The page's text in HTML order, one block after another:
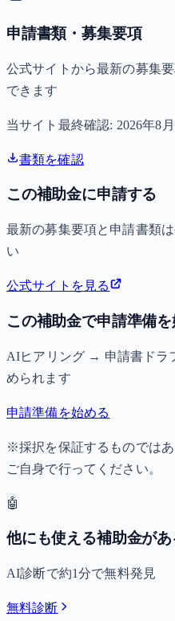
申請書類・募集要項
公式サイトから最新の募集
できます
当サイト最終確認: 2026年8
書類を確認
この補助金に申請する
最新の募集要項と申請書類
い
公式サイトを見る
この補助金で申請準備
AIヒアリング → 申請書ドラ
められます
申請準備を始める
※採択を保証するものでは
ご自身で行ってください。
🤖
他にも使える補助金があ
AI診断で約1分で無料発見
無料診断